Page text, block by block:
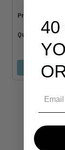
Ajouter au
40